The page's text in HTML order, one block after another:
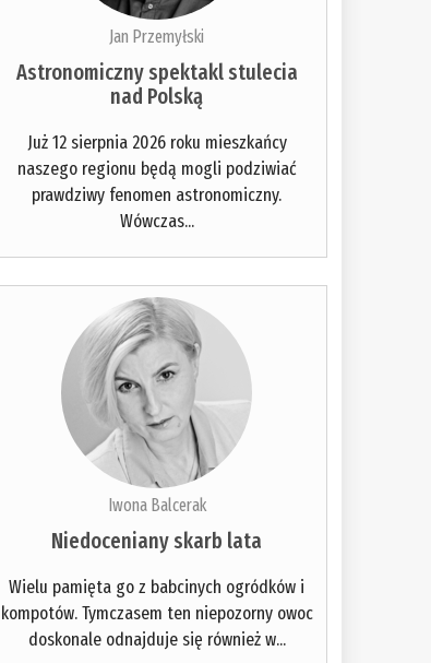
Jan Przemyłski
Astronomiczny spektakl stulecia
nad Polską
Już 12 sierpnia 2026 roku mieszkańcy
naszego regionu będą mogli podziwiać
prawdziwy fenomen astronomiczny.
Wówczas...
Iwona Balcerak
Niedoceniany skarb lata
Wielu pamięta go z babcinych ogródków i
kompotów. Tymczasem ten niepozorny owoc
doskonale odnajduje się również w...